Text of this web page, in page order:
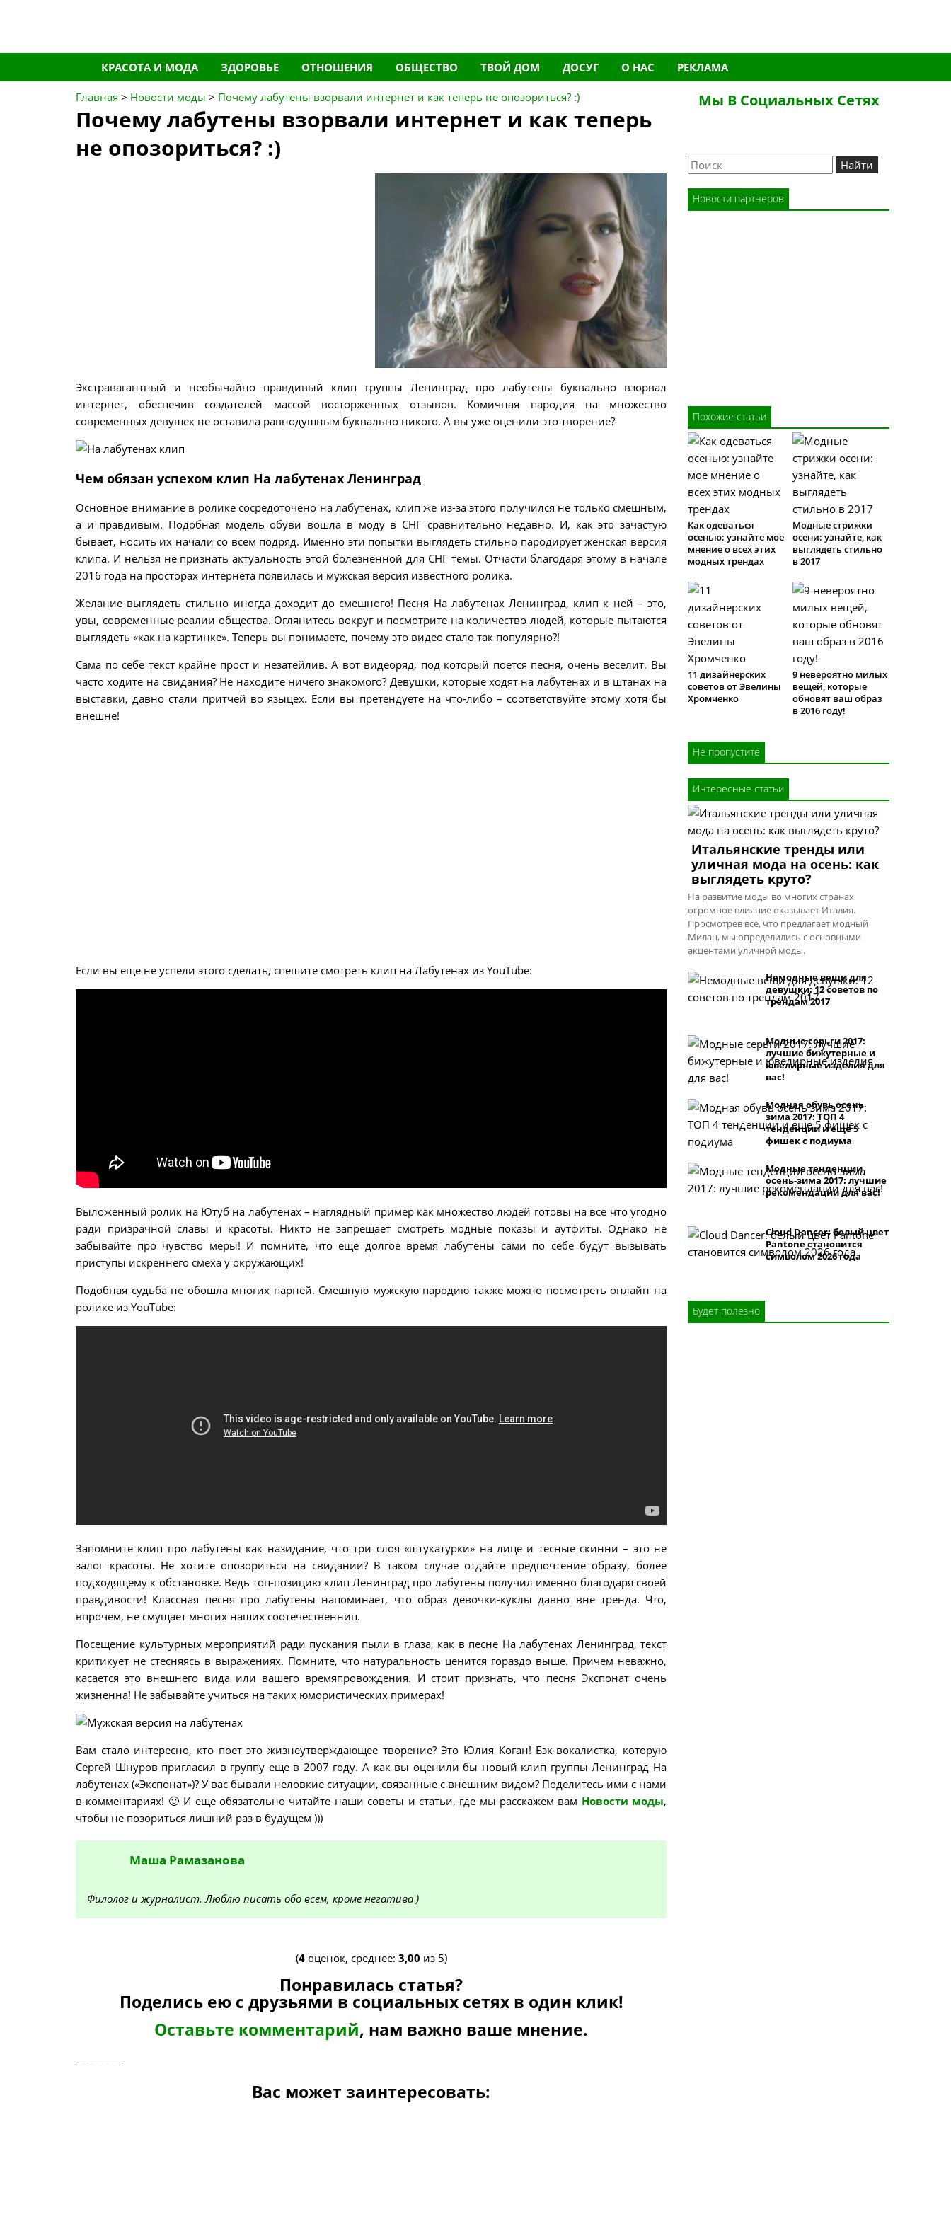
Перейти
к
содержимому
КРАСОТА И МОДА ЗДОРОВЬЕ ОТНОШЕНИЯ ОБЩЕСТВО ТВОЙ ДОМ ДОСУГ О НАС РЕКЛАМА
Главная > Новости моды > Почему лабутены взорвали интернет и как теперь не опозориться? :)
Почему лабутены взорвали интернет и как теперь
не опозориться? :)
Экстравагантный и необычайно правдивый клип группы Ленинград про лабутены буквально взорвал
интернет, обеспечив создателей массой восторженных отзывов. Комичная пародия на множество
современных девушек не оставила равнодушным буквально никого. А вы уже оценили это творение?
Чем обязан успехом клип На лабутенах Ленинград
Основное внимание в ролике сосредоточено на лабутенах, клип же из-за этого получился не только смешным,
а и правдивым. Подобная модель обуви вошла в моду в СНГ сравнительно недавно. И, как это зачастую
бывает, носить их начали со всем подряд. Именно эти попытки выглядеть стильно пародирует женская версия
клипа. И нельзя не признать актуальность этой болезненной для СНГ темы. Отчасти благодаря этому в начале
2016 года на просторах интернета появилась и мужская версия известного ролика.
Желание выглядеть стильно иногда доходит до смешного! Песня На лабутенах Ленинград, клип к ней – это,
увы, современные реалии общества. Оглянитесь вокруг и посмотрите на количество людей, которые пытаются
выглядеть «как на картинке». Теперь вы понимаете, почему это видео стало так популярно?!
Сама по себе текст крайне прост и незатейлив. А вот видеоряд, под который поется песня, очень веселит. Вы
часто ходите на свидания? Не находите ничего знакомого? Девушки, которые ходят на лабутенах и в штанах на
выставки, давно стали притчей во языцех. Если вы претендуете на что-либо – соответствуйте этому хотя бы
внешне!
Если вы еще не успели этого сделать, спешите смотреть клип на Лабутенах из YouTube:
Выложенный ролик на Ютуб на лабутенах – наглядный пример как множество людей готовы на все что угодно
ради призрачной славы и красоты. Никто не запрещает смотреть модные показы и аутфиты. Однако не
забывайте про чувство меры! И помните, что еще долгое время лабутены сами по себе будут вызывать
приступы искреннего смеха у окружающих!
Подобная судьба не обошла многих парней. Смешную мужскую пародию также можно посмотреть онлайн на
ролике из YouTube:
Запомните клип про лабутены как назидание, что три слоя «штукатурки» на лице и тесные скинни – это не
залог красоты. Не хотите опозориться на свидании? В таком случае отдайте предпочтение образу, более
подходящему к обстановке. Ведь топ-позицию клип Ленинград про лабутены получил именно благодаря своей
правдивости! Классная песня про лабутены напоминает, что образ девочки-куклы давно вне тренда. Что,
впрочем, не смущает многих наших соотечественниц.
Посещение культурных мероприятий ради пускания пыли в глаза, как в песне На лабутенах Ленинград, текст
критикует не стесняясь в выражениях. Помните, что натуральность ценится гораздо выше. Причем неважно,
касается это внешнего вида или вашего времяпровождения. И стоит признать, что песня Экспонат очень
жизненна! Не забывайте учиться на таких юмористических примерах!
Вам стало интересно, кто поет это жизнеутверждающее творение? Это Юлия Коган! Бэк-вокалистка, которую
Сергей Шнуров пригласил в группу еще в 2007 году. А как вы оценили бы новый клип группы Ленинград На
лабутенах («Экспонат»)? У вас бывали неловкие ситуации, связанные с внешним видом? Поделитесь ими с нами
в комментариях! 🙂 И еще обязательно читайте наши советы и статьи, где мы расскажем вам Новости моды,
чтобы не позориться лишний раз в будущем )))
Маша Рамазанова
Филолог и журналист. Люблю писать обо всем, кроме негатива )
(4оценок, среднее: 3,00 из 5)
Понравилась статья?
Поделись ею с друзьями в социальных сетях в один клик!
Оставьте комментарий, нам важно ваше мнение.
Вас может заинтересовать:
Мы В Социальных Сетях
Новости партнеров
Похожие статьи
Как одеваться
осенью: узнайте мое
мнение о всех этих
модных трендах
Модные стрижки
осени: узнайте, как
выглядеть стильно
в 2017
11 дизайнерских
советов от Эвелины
Хромченко
9 невероятно милых
вещей, которые
обновят ваш образ
в 2016 году!
Не пропустите
Интересные статьи
Итальянские тренды или
уличная мода на осень: как
выглядеть круто?
На развитие моды во многих странах
огромное влияние оказывает Италия.
Просмотрев все, что предлагает модный
Милан, мы определились с основными
акцентами уличной моды.
Немодные вещи для
девушки: 12 советов по
трендам 2017
Модные серьги 2017:
лучшие бижутерные и
ювелирные изделия для
вас!
Модная обувь осень
зима 2017: ТОП 4
тенденции и еще 5
фишек с подиума
Модные тенденции
осень-зима 2017: лучшие
рекомендации для вас!
Cloud Dancer: белый цвет
Pantone становится
символом 2026 года
Будет полезно